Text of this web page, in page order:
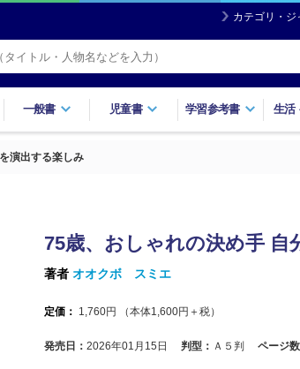
カテゴリ・ジ
一般書 児童書 学習参考書 生活
演出する楽しみ
75歳、おしゃれの決め手 自
著者 オオクボ スミエ
定価： 1,760円 （本体1,600円＋税）
発売日： 2026年01月15日 判型： Ａ５判 ページ数